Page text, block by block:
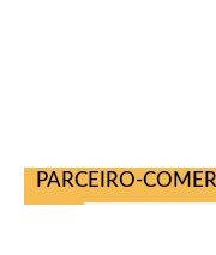
PARCEIRO-